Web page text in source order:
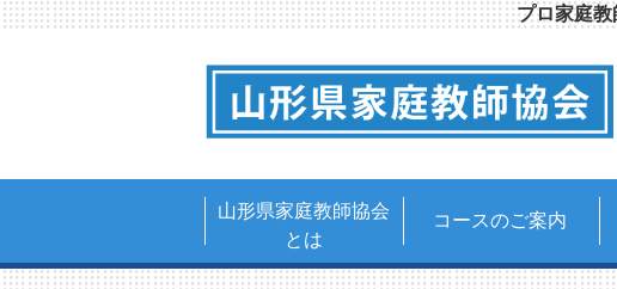
プロ家庭
山形県家庭教師協会
とは
コースのご案内